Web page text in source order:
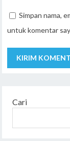
Simpan nama,
untuk komentar
Cari